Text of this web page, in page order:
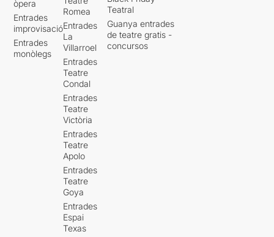
òpera
Entrades
improvisació
Entrades
monòlegs
Romea
Entrades
La
Villarroel
Entrades
Teatre
Condal
Entrades
Teatre
Victòria
Entrades
Teatre
Apolo
Entrades
Teatre
Goya
Entrades
Espai
Texas
Teatral
Guanya entrades
de teatre gratis -
concursos